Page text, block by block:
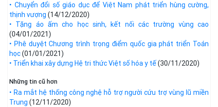
• Chuyển đổi số giáo dục để Việt Nam phát triển hùng cường,
thịnh vượng (14/12/2020)
• Tặng áo ấm cho học sinh, kết nối các trường vùng cao
(04/01/2021)
• Phê duyệt Chương trình trọng điểm quốc gia phát triển Toán
học(01/01/2021)
• Triển khai xây dựng Hệ tri thức Việt số hóa y tế(30/11/2020)
Những tin cũ hơn
• Ra mắt hệ thống công nghệ hỗ trợ người cứu trợ vùng lũ miền
Trung (12/11/2020)